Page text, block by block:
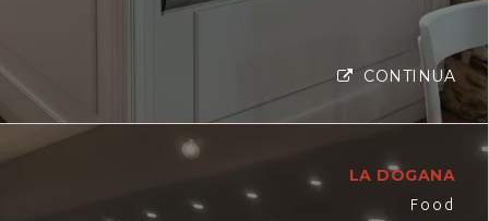
CONTINUA
LA DOGANA
Food